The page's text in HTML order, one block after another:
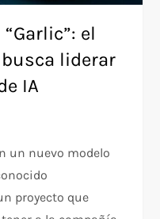
el
liderar
IA
un nuevo modelo
proyecto que